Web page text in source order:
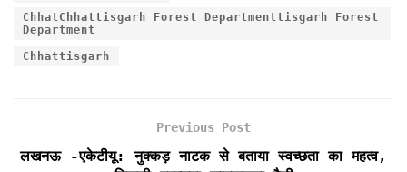
o
k
e
A
F
d
y
ChhatChhattisgarh Forest Departmenttisgarh Forest
Department
Chhattisgarh
Previous Post
लखनऊ -एकेटीयू: नुक्कड़ नाटक से बताया स्वच्छता का महत्व,